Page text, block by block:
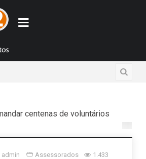
centenas de voluntários
admin Assessorados
1.433